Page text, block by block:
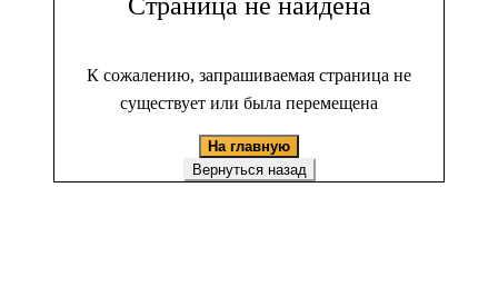
К сожалению, запрашиваемая страница не
существует или была перемещена
На главную
Вернуться назад